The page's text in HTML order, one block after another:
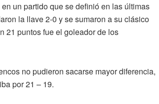
un partido que se definió en las últimas
la llave 2-0 y se sumaron a su clásico
21 puntos fue el goleador de los
no pudieron sacarse mayor diferencia,
por 21 – 19.